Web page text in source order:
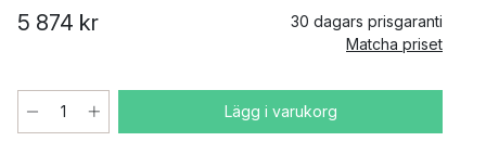
5 874 kr
30 dagars prisgaranti
Matcha priset
Lägg i varukorg